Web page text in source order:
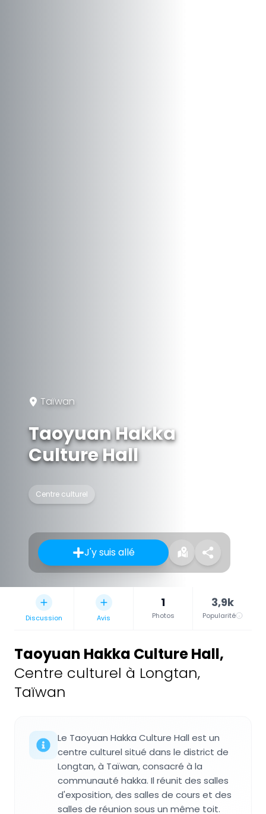
Taïwan
Taoyuan Hakka
Culture Hall
Centre culturel
J'y suis allé
Discussion Avis
1
Photos
3,9k
Popularité
Taoyuan Hakka Culture Hall,
Centre culturel à Longtan,
Taïwan
Le Taoyuan Hakka Culture Hall est un
centre culturel situé dans le district de
Longtan, à Taïwan, consacré à la
communauté hakka. Il réunit des salles
d'exposition, des salles de cours et des
salles de réunion sous un même toit.